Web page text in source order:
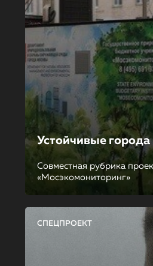
Устойчивые города
Совместная рубрика
«Мосэкомониторинг»
СПЕЦПРОЕКТ